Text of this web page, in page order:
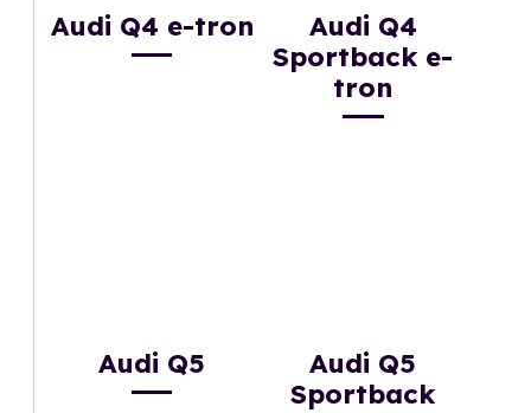
Audi Q4 e-tron
Audi Q4
Sportback e-
tron
Audi Q5
Audi Q5
Sportback